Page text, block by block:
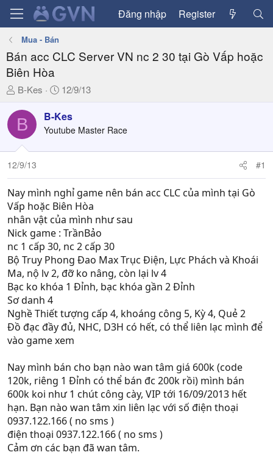
Đăng nhập Register
Mua - Bán
Bán acc CLC Server VN nc 2 30 tại Gò Vấp hoặc
Biên Hòa
T
r
e
a
d
s
t
a
r
t
e
r
B-Kes
N
à
y
ử
12/9/13
B B-Kes
Youtube Master Race
12/9/13 #1
Nay mình nghỉ game nên bán acc CLC của mình tại Gò
Vấp hoặc Biên Hòa
nhân vật của mình như sau
Nick game : TrầnBảo
nc 1 cấp 30, nc 2 cấp 30
Bộ Truy Phong Đao Max Trục Điện, Lực Phách và Khoái
Ma, nộ lv 2, đỡ ko nâng, còn lại lv 4
Bạc ko khóa 1 Đỉnh, bạc khóa gần 2 Đỉnh
Sơ danh 4
Nghề Thiết tượng cấp 4, khoáng công 5, Kỳ 4, Quẻ 2
Đồ đạc đầy đủ, NHC, D3H có hết, có thể liên lạc mình để
vào game xem
Nay mình bán cho bạn nào wan tâm giá 600k (code
120k, riêng 1 Đỉnh có thể bán đc 200k rồi) mình bán
600k koi như 1 chút công cày, VIP tới 16/09/2013 hết
hạn. Bạn nào wan tâm xin liên lạc với số điện thoại
0937.122.166 ( no sms )
điện thoại 0937.122.166 ( no sms )
Cảm ơn các bạn đã wan tâm.